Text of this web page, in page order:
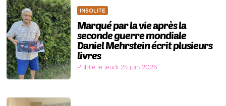
INSOLITE
Marqué par la vie après la
seconde guerre mondiale
Daniel Mehrstein écrit plusieurs
livres
Publié le jeudi 25 juin 2026